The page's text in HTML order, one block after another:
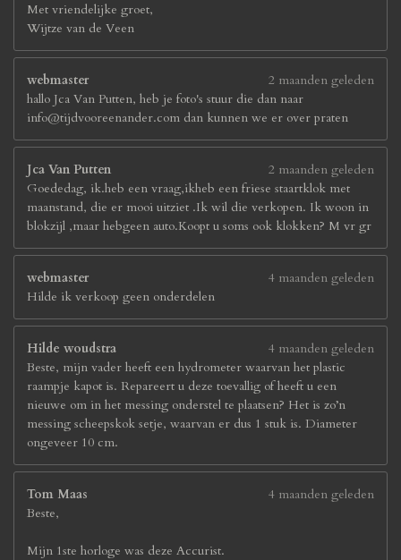
Met vriendelijke groet,
Wijtze van de Veen
webmaster
2 maanden geleden
hallo Jca Van Putten, heb je foto's stuur die dan naar
info@tijdvooreenander.com dan kunnen we er over praten
Jca Van Putten
2 maanden geleden
Goededag, ik.heb een vraag,ikheb een friese staartklok met
maanstand, die er mooi uitziet .Ik wil die verkopen. Ik woon in
blokzijl ,maar hebgeen auto.Koopt u soms ook klokken? M vr gr
webmaster
4 maanden geleden
Hilde ik verkoop geen onderdelen
Hilde woudstra
4 maanden geleden
Beste, mijn vader heeft een hydrometer waarvan het plastic
raampje kapot is. Repareert u deze toevallig of heeft u een
nieuwe om in het messing onderstel te plaatsen? Het is zo’n
messing scheepskok setje, waarvan er dus 1 stuk is. Diameter
ongeveer 10 cm.
Tom Maas
4 maanden geleden
Beste,
Mijn 1ste horloge was deze Accurist.